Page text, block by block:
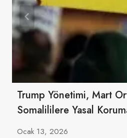
Trump Yönetimi, Mart
Somalililere Yasal
Ocak 13, 2026